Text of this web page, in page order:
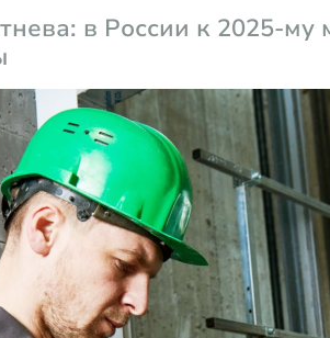
в России к 2025-му